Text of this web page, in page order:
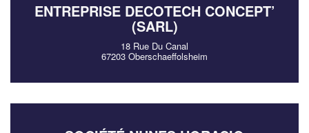
ENTREPRISE DECOTECH CONCEPT’
(SARL)
18 Rue Du Canal
67203 Oberschaeffolsheim